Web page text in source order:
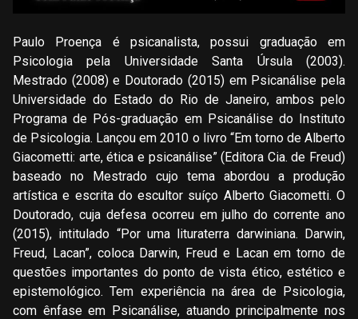
Paulo Proença é psicanalista, possui graduação em
Psicologia pela Universidade Santa Úrsula (2003).
Mestrado (2008) e Doutorado (2015) em Psicanálise pela
Universidade do Estado do Rio de Janeiro, ambos pelo
Programa de Pós-graduação em Psicanálise do Instituto
de Psicologia. Lançou em 2010 o livro “Em torno de Alberto
Giacometti: arte, ética e psicanálise” (Editora Cia. de Freud)
baseado no Mestrado cujo tema abordou a produção
artística e escrita do escultor suíço Alberto Giacometti. O
Doutorado, cuja defesa ocorreu em julho do corrente ano
(2015), intitulado “Por uma lituraterra darwiniana. Darwin,
Freud, Lacan”, coloca Darwin, Freud e Lacan em torno de
questões importantes do ponto de vista ético, estético e
epistemológico. Tem experiência na área de Psicologia,
com ênfase em Psicanálise, atuando principalmente nos